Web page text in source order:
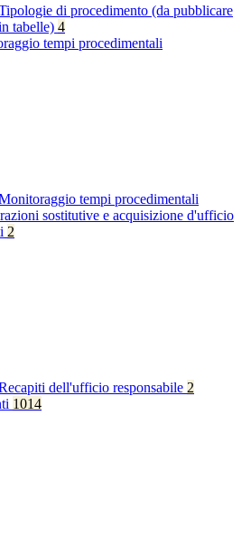
di procedimento (da pubblicare
tabelle) 4
tempi procedimentali
tempi procedimentali
sostitutive e acquisizione d'ufficio
2
dell'ufficio responsabile 2
1014